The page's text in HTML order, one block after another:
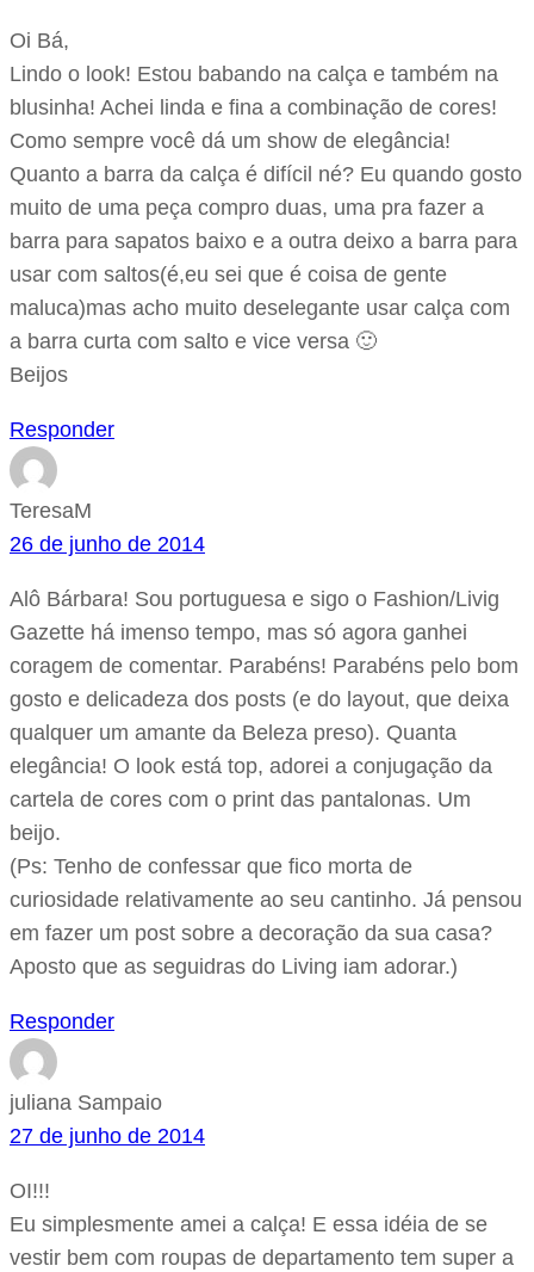
Oi Bá,
Lindo o look! Estou babando na calça e também na
blusinha! Achei linda e fina a combinação de cores!
Como sempre você dá um show de elegância!
Quanto a barra da calça é difícil né? Eu quando gosto
muito de uma peça compro duas, uma pra fazer a
barra para sapatos baixo e a outra deixo a barra para
usar com saltos(é,eu sei que é coisa de gente
maluca)mas acho muito deselegante usar calça com
a barra curta com salto e vice versa 🙂
Beijos
Responder
TeresaM
26 de junho de 2014
Alô Bárbara! Sou portuguesa e sigo o Fashion/Livig
Gazette há imenso tempo, mas só agora ganhei
coragem de comentar. Parabéns! Parabéns pelo bom
gosto e delicadeza dos posts (e do layout, que deixa
qualquer um amante da Beleza preso). Quanta
elegância! O look está top, adorei a conjugação da
cartela de cores com o print das pantalonas. Um
beijo.
(Ps: Tenho de confessar que fico morta de
curiosidade relativamente ao seu cantinho. Já pensou
em fazer um post sobre a decoração da sua casa?
Aposto que as seguidras do Living iam adorar.)
Responder
juliana Sampaio
27 de junho de 2014
OI!!!
Eu simplesmente amei a calça! E essa idéia de se
vestir bem com roupas de departamento tem super a